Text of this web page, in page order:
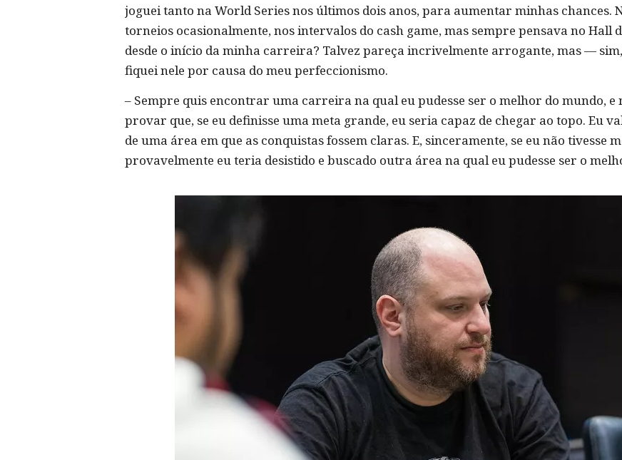
joguei tanto na World Series nos últimos dois anos, para aumentar minhas chances.
torneios ocasionalmente, nos intervalos do cash game, mas sempre pensava no Hall
desde o início da minha carreira? Talvez pareça incrivelmente arrogante, mas —
fiquei nele por causa do meu perfeccionismo.
– Sempre quis encontrar uma carreira na qual eu pudesse ser o melhor do mundo,
provar que, se eu definisse uma meta grande, eu seria capaz de chegar ao topo. Eu
de uma área em que as conquistas fossem claras. E, sinceramente, se eu não tivesse
provavelmente eu teria desistido e buscado outra área na qual eu pudesse ser o